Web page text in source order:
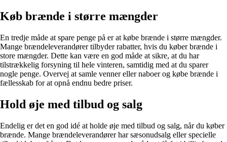
Køb brænde i større mængder
En tredje måde at spare penge på er at købe brænde i større mængder.
Mange brændeleverandører tilbyder rabatter, hvis du køber brænde i
store mængder. Dette kan være en god måde at sikre, at du har
tilstrækkelig forsyning til hele vinteren, samtidig med at du sparer
nogle penge. Overvej at samle venner eller naboer og købe brænde i
fællesskab for at opnå endnu bedre priser.
Hold øje med tilbud og salg
Endelig er det en god idé at holde øje med tilbud og salg, når du køber
brænde. Mange brændeleverandører har sæsonudsalg eller specielle